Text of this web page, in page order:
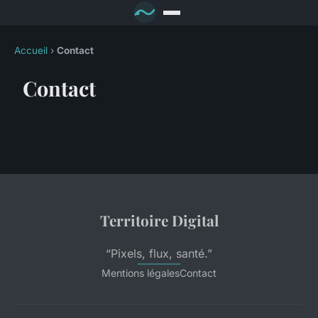
Accueil › Contact
Contact
Territoire Digital
“Pixels, flux, santé.”
Mentions légalesContact